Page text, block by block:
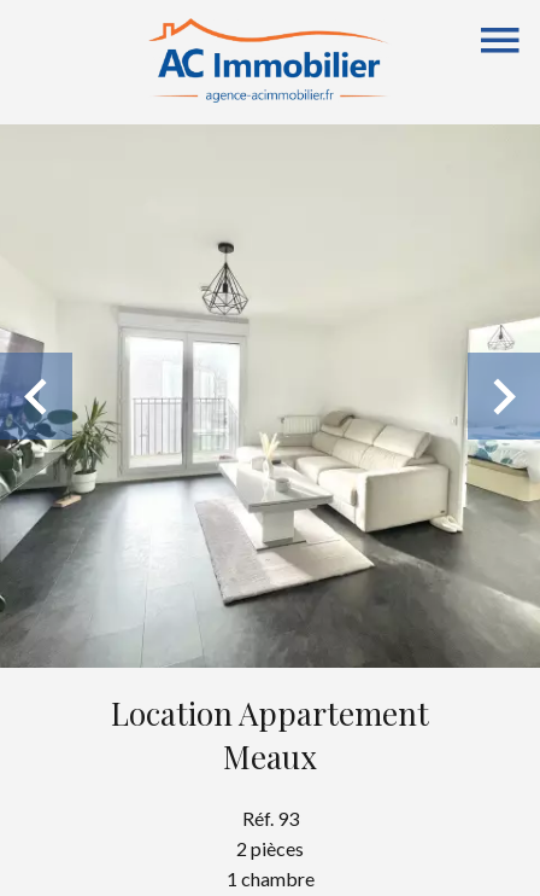
Location Appartement
Meaux
Réf. 93
2 pièces
1 chambre